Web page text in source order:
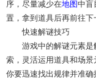
序，尽量减少在地图中盲
置，拿到道具后再前往下
快速解谜技巧
游戏中的解谜元素
索，灵活运用道具和场景
你要迅速找出规律并准确